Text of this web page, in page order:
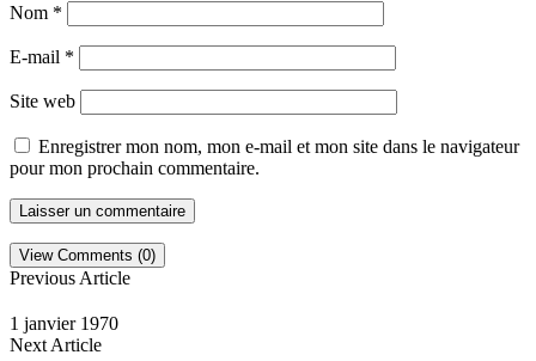
Nom *
E-mail *
Site web
Enregistrer mon nom, mon e-mail et mon site dans le navigateur
pour mon prochain commentaire.
View Comments (0)
Previous Article
1 janvier 1970
Next Article